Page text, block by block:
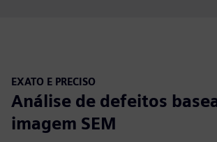
EXATO E PRECISO
Análise de defeitos
imagem SEM